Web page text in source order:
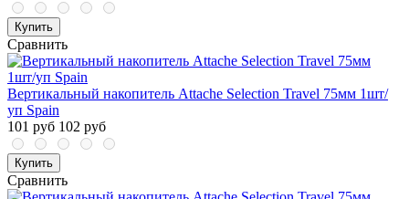
Купить
Сравнить
Вертикальный накопитель Attache Selection Travel 75мм 1шт/
уп Spain
101 руб 102 руб
Купить
Сравнить